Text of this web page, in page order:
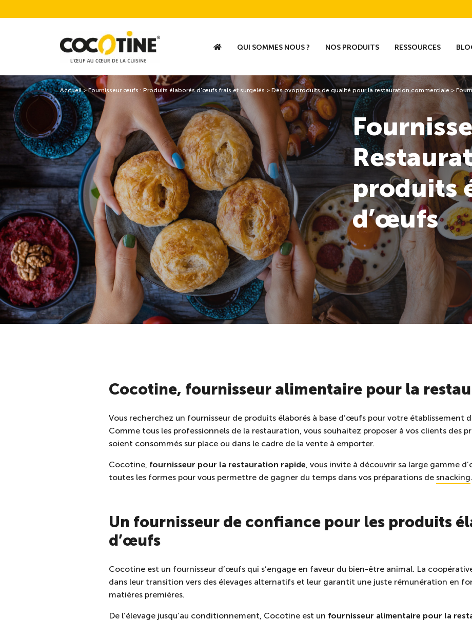
QUI SOMMES NOUS ? NOS PRODUITS RESSOURCES
produits
d’œufs
Accueil>Fournisseur œufs : Produits élaborés d’œufs frais et surgelés > Des ovoproduits de qualité pour la restauration commerciale >
Cocotine, fournisseur alimentaire pour la
Vous recherchez un fournisseur de produits élaborés à base d’œufs pour votre établissement
Comme tous les professionnels de la restauration, vous souhaitez proposer à vos clients des
soient consommés sur place ou dans le cadre de la vente à emporter.
Cocotine, fournisseur pour la restauration rapide, vous invite à découvrir sa large gamme
toutes les formes pour vous permettre de gagner du temps dans vos préparations de snacking.
Un fournisseur de confiance pour les produits
d’œufs
Cocotine est un fournisseur d’œufs qui s’engage en faveur du bien-être animal. La
dans leur transition vers des élevages alternatifs et leur garantit une juste rémunération en
matières premières.
De l’élevage jusqu’au conditionnement, Cocotine est un fournisseur alimentaire pour la